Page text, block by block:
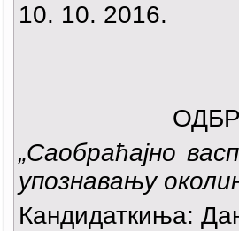
10. 10. 2016.
„Саобраћајно
упознавању
Кандидаткиња: